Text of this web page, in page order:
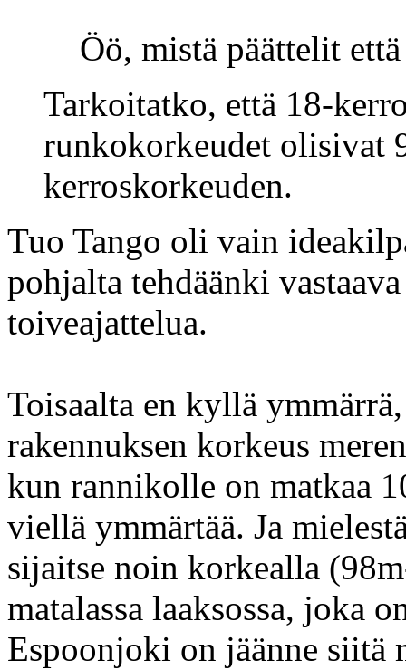
Öö, mistä päättelit
Tarkoitatko, että 18-
runkokorkeudet olisivat
kerroskorkeuden.
Tuo Tango oli vain
pohjalta tehdäänki
toiveajattelua.
Toisaalta en kyllä
rakennuksen korkeus
kun rannikolle on matkaa
viellä ymmärtää. Ja
sijaitse noin korkealla
matalassa laaksossa, joka
Espoonjoki on jäänne siitä